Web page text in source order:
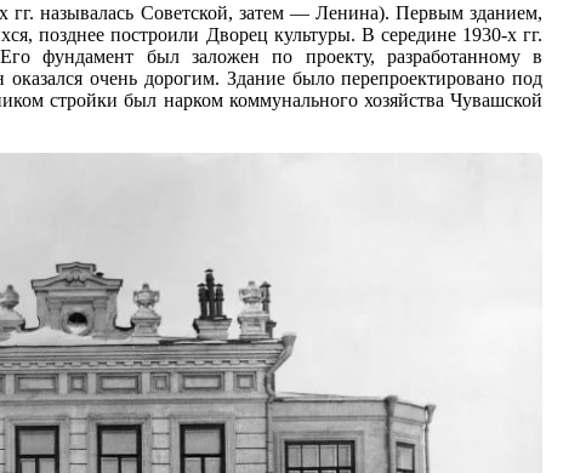
называлась Советской, затем — Ленина). Первым зданием,
позднее построили Дворец культуры. В середине 1930-х гг.
фундамент был заложен по проекту, разработанному в
очень дорогим. Здание было перепроектировано под
стройки был нарком коммунального хозяйства Чувашской